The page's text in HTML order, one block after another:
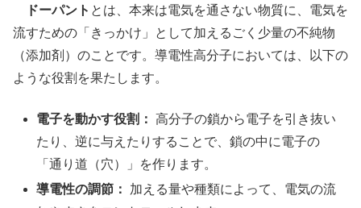
ドーパント とは、本来は電気を通さない物質に、電気を
流すための「きっかけ」として加えるごく少量の不純物
（添加剤）のことです。導電性高分子においては、以下の
ような役割を果たします。
電子を動かす役割： 高分子の鎖から電子を引き抜い
たり、逆に与えたりすることで、鎖の中に電子の
「通り道（穴）」を作ります。
導電性の調節：
加える量や種類によって、電気の流